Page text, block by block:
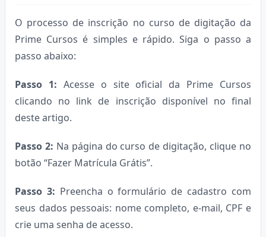
O processo de inscrição no curso de digitação da
Prime Cursos é simples e rápido. Siga o passo a
passo abaixo:
Passo 1: Acesse o site oficial da Prime Cursos
clicando no link de inscrição disponível no final
deste artigo.
Passo 2: Na página do curso de digitação, clique no
botão “Fazer Matrícula Grátis”.
Passo 3: Preencha o formulário de cadastro com
seus dados pessoais: nome completo, e-mail, CPF e
crie uma senha de acesso.